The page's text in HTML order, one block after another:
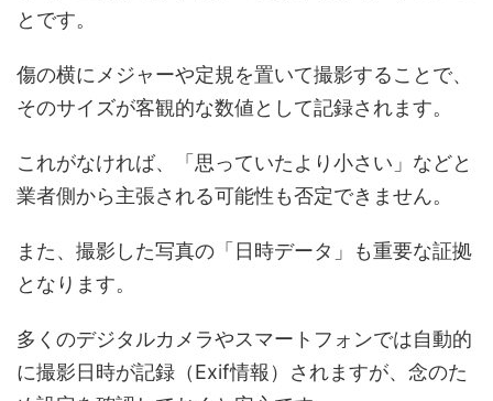
とです。
傷の横にメジャーや定規を置いて撮影することで、
そのサイズが客観的な数値として記録されます。
これがなければ、「思っていたより小さい」などと
業者側から主張される可能性も否定できません。
また、撮影した写真の「日時データ」も重要な証拠
となります。
多くのデジタルカメラやスマートフォンでは自動的
に撮影日時が記録（Exif情報）されますが、念のた